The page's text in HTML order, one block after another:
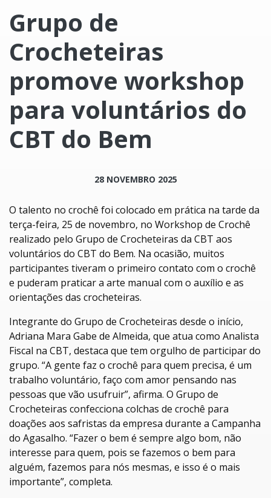
Grupo de
Crocheteiras
promove workshop
para voluntários do
CBT do Bem
28 NOVEMBRO 2025
O talento no crochê foi colocado em prática na tarde da
terça-feira, 25 de novembro, no Workshop de Crochê
realizado pelo Grupo de Crocheteiras da CBT aos
voluntários do CBT do Bem. Na ocasião, muitos
participantes tiveram o primeiro contato com o crochê
e puderam praticar a arte manual com o auxílio e as
orientações das crocheteiras.
Integrante do Grupo de Crocheteiras desde o início,
Adriana Mara Gabe de Almeida, que atua como Analista
Fiscal na CBT, destaca que tem orgulho de participar do
grupo. “A gente faz o crochê para quem precisa, é um
trabalho voluntário, faço com amor pensando nas
pessoas que vão usufruir”, afirma. O Grupo de
Crocheteiras confecciona colchas de crochê para
doações aos safristas da empresa durante a Campanha
do Agasalho. “Fazer o bem é sempre algo bom, não
interesse para quem, pois se fazemos o bem para
alguém, fazemos para nós mesmas, e isso é o mais
importante”, completa.